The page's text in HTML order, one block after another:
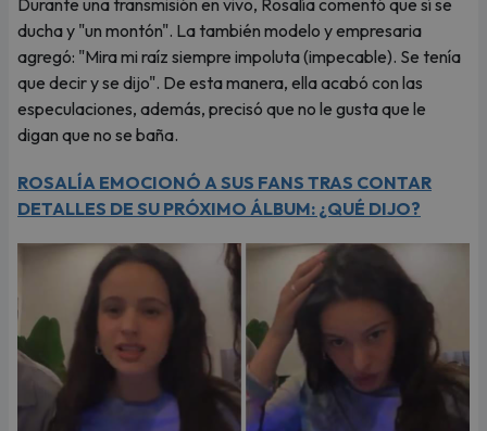
Durante una transmisión en vivo, Rosalía comentó que sí se
ducha y "un montón". La también modelo y empresaria
agregó: "Mira mi raíz siempre impoluta (impecable). Se tenía
que decir y se dijo". De esta manera, ella acabó con las
especulaciones, además, precisó que no le gusta que le
digan que no se baña.
ROSALÍA EMOCIONÓ A SUS FANS TRAS CONTAR
DETALLES DE SU PRÓXIMO ÁLBUM: ¿QUÉ DIJO?